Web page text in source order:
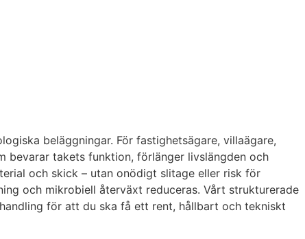
beläggningar. För fastighetsägare, villaägare,
takets funktion, förlänger livslängden och
och skick – utan onödigt slitage eller risk för
och mikrobiell återväxt reduceras. Vårt strukturerade
för att du ska få ett rent, hållbart och tekniskt